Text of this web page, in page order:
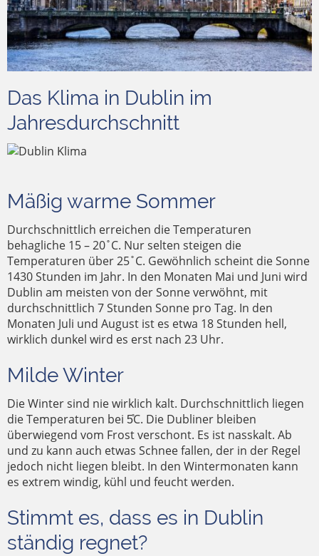
Das Klima in Dublin im
Jahresdurchschnitt
Mäßig warme Sommer
Durchschnittlich erreichen die Temperaturen
behagliche 15 – 20 ̊ C. Nur selten steigen die
Temperaturen über 25 ̊ C. Gewöhnlich scheint die Sonne
1430 Stunden im Jahr. In den Monaten Mai und Juni wird
Dublin am meisten von der Sonne verwöhnt, mit
durchschnittlich 7 Stunden Sonne pro Tag. In den
Monaten Juli und August ist es etwa 18 Stunden hell,
wirklich dunkel wird es erst nach 23 Uhr.
Milde Winter
Die Winter sind nie wirklich kalt. Durchschnittlich liegen
die Temperaturen bei 5̊C. Die Dubliner bleiben
überwiegend vom Frost verschont. Es ist nasskalt. Ab
und zu kann auch etwas Schnee fallen, der in der Regel
jedoch nicht liegen bleibt. In den Wintermonaten kann
es extrem windig, kühl und feucht werden.
Stimmt es, dass es in Dublin
ständig regnet?